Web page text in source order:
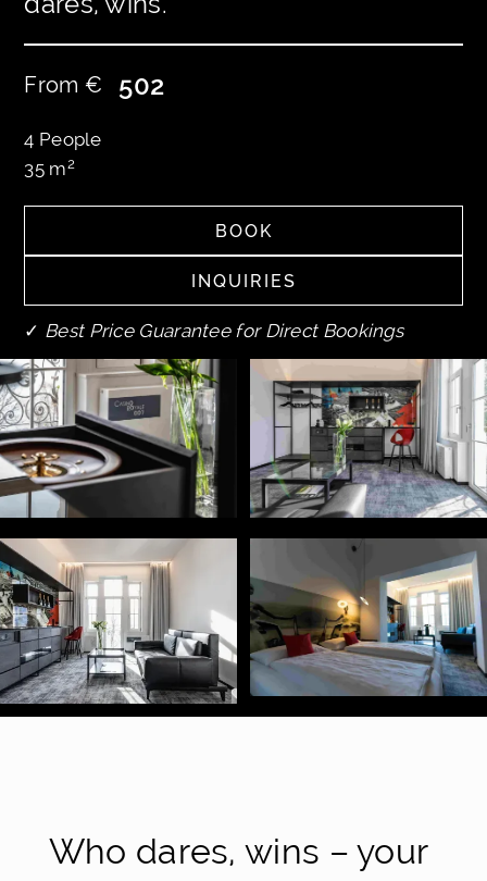
From € 502
4 People
35 m2
BOOK
BOOK
INQUIRIES
INQUIRIES
✓ Best Price Guarantee for Direct Bookings
Who dares, wins – your